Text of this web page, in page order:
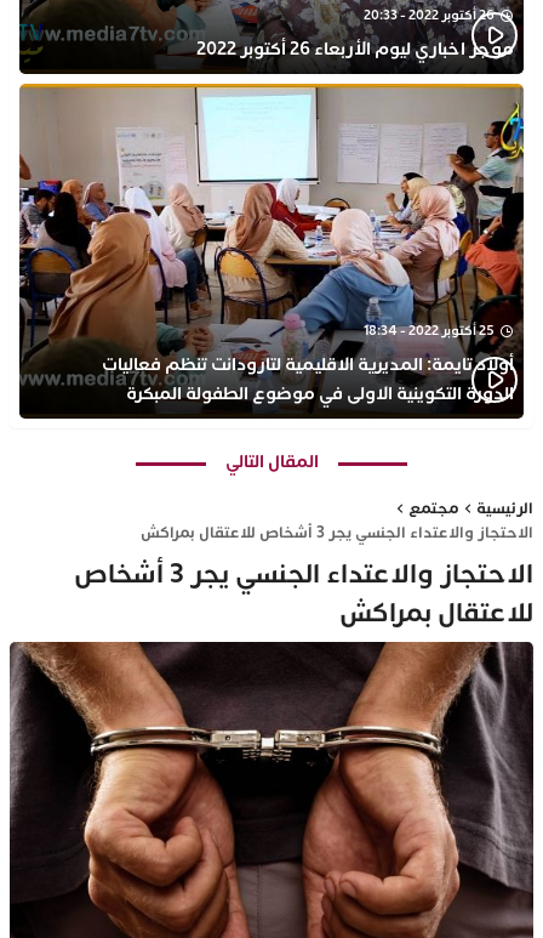
26 أكتوبر 2022 - 20:33
موجز اخباري ليوم الأربعاء 26 أكتوبر 2022
25 أكتوبر 2022 - 18:34
أولاد تايمة: المديرية الاقليمية لتارودانت تنظم فعاليات
الدورة التكوينية الاولى في موضوع الطفولة المبكرة
بمركز التكوين ثانوية الحسن الثاني التأهيلية
المقال التالي
الرئيسية
مجتمع
الاحتجاز والاعتداء الجنسي يجر 3 أشخاص للاعتقال بمراكش
الاحتجاز والاعتداء الجنسي يجر 3 أشخاص
للاعتقال بمراكش